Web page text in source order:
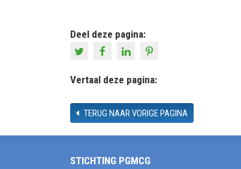
Deel deze pagina:
Vertaal deze pagina:
TERUG NAAR VORIGE PAGINA
STICHTING PGMCG